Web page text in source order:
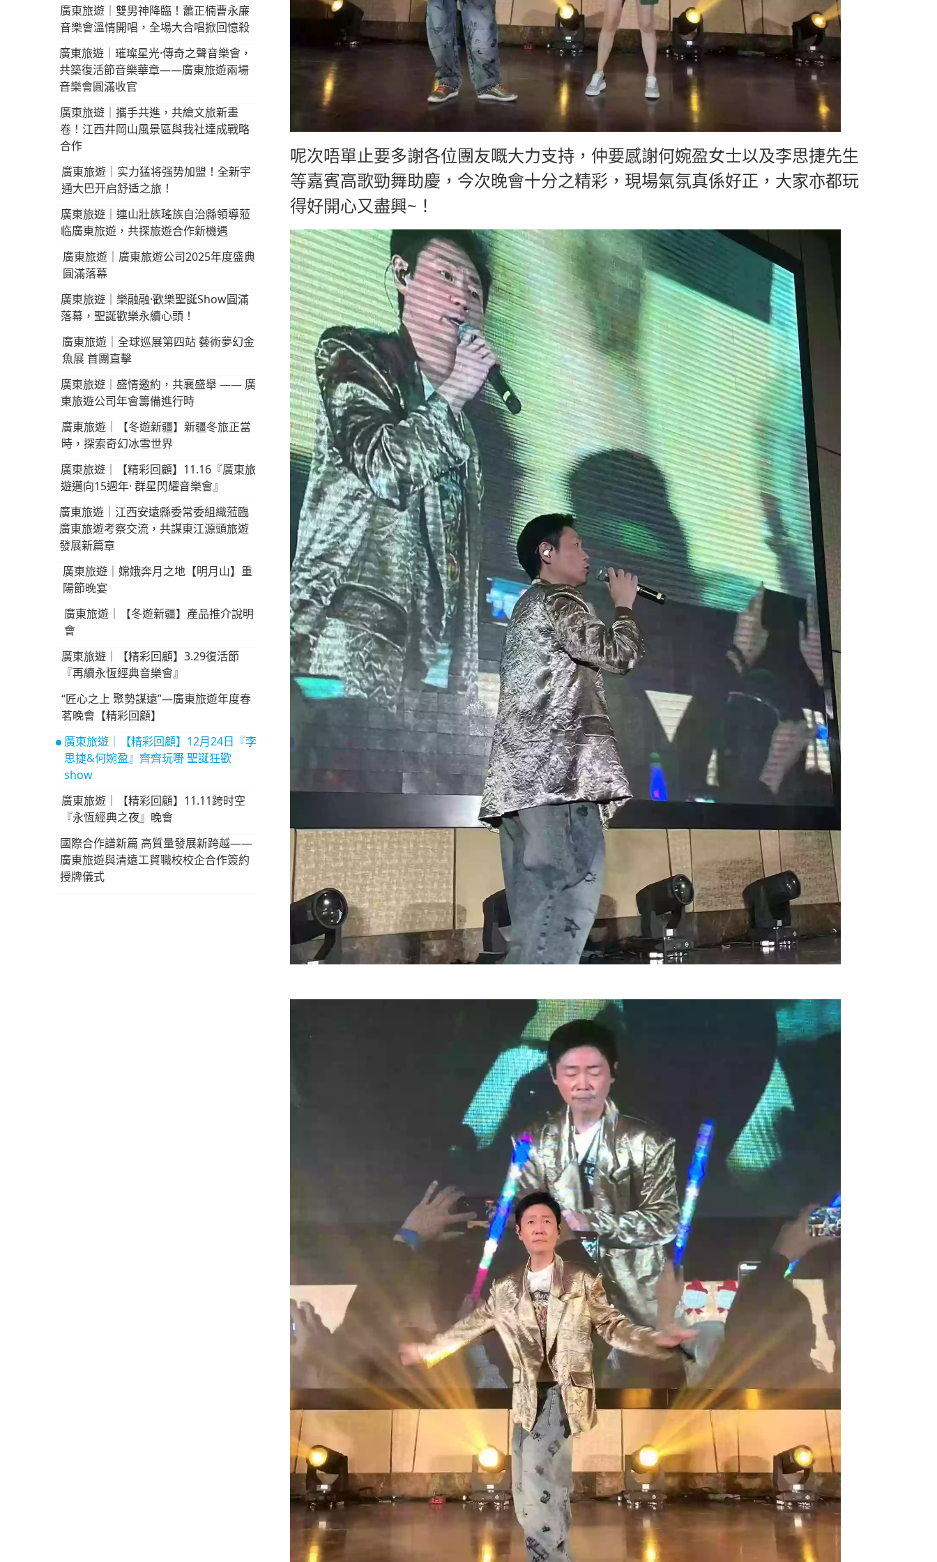
廣東旅遊｜雙男神降臨！蕭正楠曹永廉
音樂會溫情開唱，全場大合唱掀回憶殺
廣東旅遊｜璀璨星光·傳奇之聲音樂會，
共築復活節音樂華章——廣東旅遊兩場
音樂會圓滿收官
廣東旅遊｜攜手共進，共繪文旅新畫
卷！江西井岡山風景區與我社達成戰略
合作
廣東旅遊｜实力猛将强势加盟！全新宇
通大巴开启舒适之旅！
廣東旅遊｜連山壯族瑤族自治縣領導蒞
临廣東旅遊，共探旅遊合作新機遇
廣東旅遊｜廣東旅遊公司2025年度盛典
圓滿落幕
廣東旅遊｜樂融融·歡樂聖誕Show圓滿
落幕，聖誕歡樂永續心頭！
廣東旅遊｜全球巡展第四站 藝術夢幻金
魚展 首團直擊
廣東旅遊｜盛情邀約，共襄盛舉 —— 廣
東旅遊公司年會籌備進行時
廣東旅遊｜【冬遊新疆】新疆冬旅正當
時，探索奇幻冰雪世界
廣東旅遊｜【精彩回顧】11.16『廣東旅
遊邁向15週年· 群星閃耀音樂會』
廣東旅遊｜江西安遠縣委常委組織蒞臨
廣東旅遊考察交流，共謀東江源頭旅遊
發展新篇章
廣東旅遊｜嫦娥奔月之地【明月山】重
陽節晚宴
廣東旅遊｜【冬遊新疆】產品推介說明
會
廣東旅遊｜【精彩回顧】3.29復活節
『再續永恆經典音樂會』
“匠心之上 聚勢謀遠”—廣東旅遊年度春
茗晚會【精彩回顧】
廣東旅遊｜【精彩回顧】12月24日『李
思捷&何婉盈』齊齊玩嘢 聖誕狂歡
show
廣東旅遊｜【精彩回顧】11.11跨时空
『永恆經典之夜』晚會
國際合作譜新篇 高質量發展新跨越——
廣東旅遊與清遠工貿職校校企合作簽約
授牌儀式
呢次唔單止要多謝各位團友嘅大力支持，仲要感謝何婉盈女士以及李思捷先生
等嘉賓高歌勁舞助慶，今次晚會十分之精彩，現場氣氛真係好正，大家亦都玩
得好開心又盡興~！